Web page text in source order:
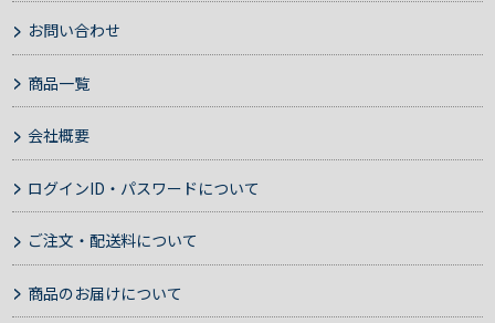
お問い合わせ
商品一覧
会社概要
ログインID・パスワードについて
ご注文・配送料について
商品のお届けについて